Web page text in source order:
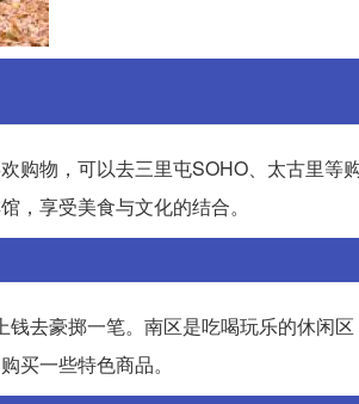
购物，可以去三里屯SOHO、太古里等
，享受美食与文化的结合。
去豪掷一笔。南区是吃喝玩乐的休闲
买一些特色商品。